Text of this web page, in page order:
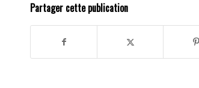
Partager cette publication